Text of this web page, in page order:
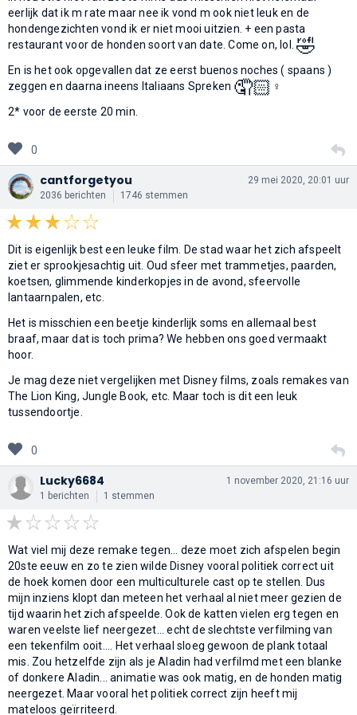
eerlijk dat ik m rate maar nee ik vond m ook niet leuk en de
hondengezichten vond ik er niet mooi uitzien. + een pasta
restaurant voor de honden soort van date. Come on, lol.🤣
En is het ook opgevallen dat ze eerst buenos noches ( spaans )
zeggen en daarna ineens Italiaans Spreken 🤦 ‍♀️
2* voor de eerste 20 min.
0
cantforgetyou
2036 berichten 1746 stemmen
29 mei 2020, 20:01 uur
Dit is eigenlijk best een leuke film. De stad waar het zich afspeelt
ziet er sprookjesachtig uit. Oud sfeer met trammetjes, paarden,
koetsen, glimmende kinderkopjes in de avond, sfeervolle
lantaarnpalen, etc.
Het is misschien een beetje kinderlijk soms en allemaal best
braaf, maar dat is toch prima? We hebben ons goed vermaakt
hoor.
Je mag deze niet vergelijken met Disney films, zoals remakes van
The Lion King, Jungle Book, etc. Maar toch is dit een leuk
tussendoortje.
0
Lucky6684
1 berichten 1 stemmen
1 november 2020, 21:16 uur
Wat viel mij deze remake tegen... deze moet zich afspelen begin
20ste eeuw en zo te zien wilde Disney vooral politiek correct uit
de hoek komen door een multiculturele cast op te stellen. Dus
mijn inziens klopt dan meteen het verhaal al niet meer gezien de
tijd waarin het zich afspeelde. Ook de katten vielen erg tegen en
waren veelste lief neergezet... echt de slechtste verfilming van
een tekenfilm ooit.... Het verhaal sloeg gewoon de plank totaal
mis. Zou hetzelfde zijn als je Aladin had verfilmd met een blanke
of donkere Aladin... animatie was ook matig, en de honden matig
neergezet. Maar vooral het politiek correct zijn heeft mij
mateloos geïrriteerd.